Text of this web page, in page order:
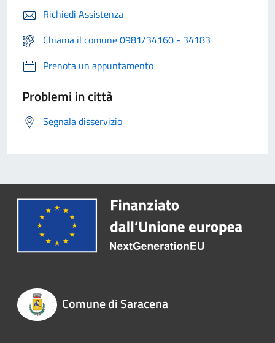
Richiedi Assistenza
Chiama il comune 0981/34160 - 34183
Prenota un appuntamento
Problemi in città
Segnala disservizio
Comune di Saracena